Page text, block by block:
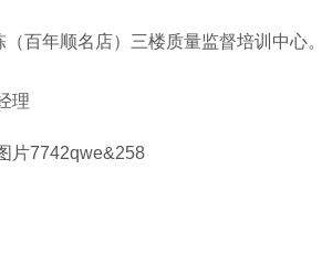
百年顺名店）三楼质量监督培训中心。
理
片7742qwe&258